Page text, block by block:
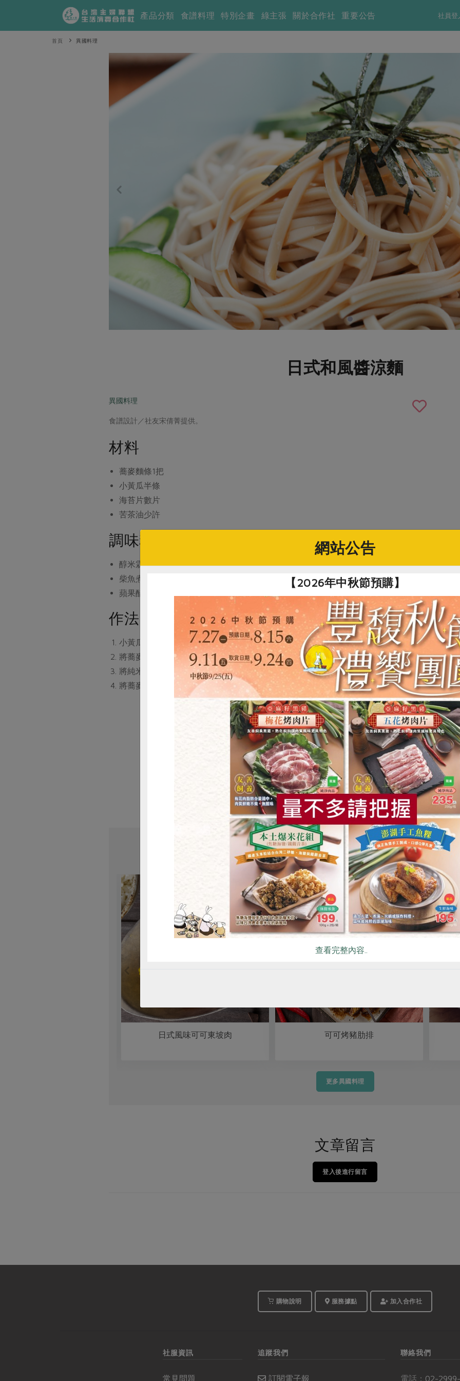
社員登
產品分類 食譜料理 特別企畫 綠主張 關於合作社 重要公告
首頁 異國料理
日式和風醬涼麵
異國料理
食譜設計／社友宋倩菁提供。
材料
蕎麥麵條1把
小黃瓜半條
海苔片數片
苦茶油少許
調味料
醇米霖10cc
柴魚煮友
蘋果醋
作法
小黃瓜切斜片備用，海苔片撕小片。
將蕎麥麵條用熱水煮約9分熟，撈起過涼水後，放入冰水冰鎮。
將純米霖、柴魚煮友、蘋果醋及苦茶油倒入小碗調勻。
將蕎麥麵條瀝乾水分後放入碗中，將小黃瓜片和海苔片平鋪於麵上，再將步驟3醬汁淋上即可。
# 創意料理 # 小黃瓜 # 米 # 麵條 # 苦茶
# 醋 # 海苔 # 果醋
你可能有興趣的食譜
日式風味可可東坡肉 可可烤豬肋排
更多異國料理
文章留言
登入後進行留言
購物說明 服務據點 加入合作社
社服資訊
常見問題
追蹤我們
訂閱電子報
聯絡我們
電話： 02-
惜食 RPET 食譜 減硝酸鹽 雞蛋 食安 共同
網站公告
【2026年中秋節預購】
查看完整內容..